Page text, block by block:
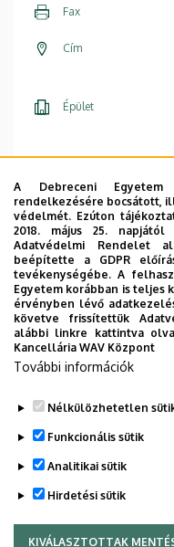
Fax
Cím
Épület
Weboldal
Leírás
Személyes
A Debreceni
rendelkezésére bocsátott,
védelmét. Ezúton
2018. május 25. napjától
Adatvédelmi Rendelet
beépítette a GDPR
tevékenységébe. A
Egyetem korábban is
érvényben lévő
követve frissítettük
alábbi linkre kattintva
Kancellária WAV Központ
További információk
Nélkülözhetetlen
Funkcionális sütik
Analitikai sütik
Hirdetési sütik
KIVÁLASZTOTTAK
WITHDRAW CONSENT